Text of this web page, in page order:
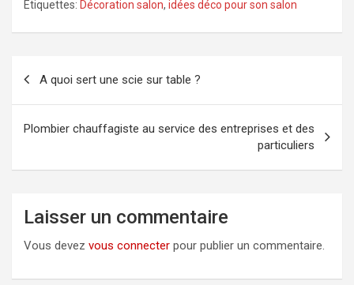
Étiquettes: Décoration salon, idées déco pour son salon
A quoi sert une scie sur table ?
Plombier chauffagiste au service des entreprises et des
particuliers
Laisser un commentaire
Vous devez vous connecter pour publier un commentaire.